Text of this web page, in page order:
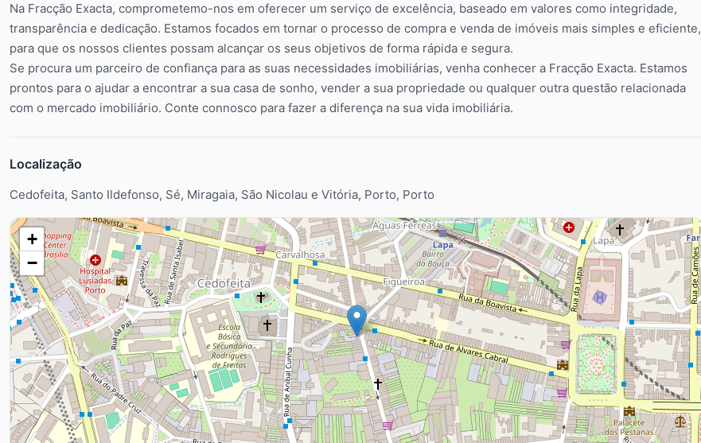
Na Fracção Exacta, comprometemo-nos em oferecer um serviço de excelência, baseado em valores como integridade,
transparência e dedicação. Estamos focados em tornar o processo de compra e venda de imóveis mais simples e eficiente,
para que os nossos clientes possam alcançar os seus objetivos de forma rápida e segura.
Se procura um parceiro de confiança para as suas necessidades imobiliárias, venha conhecer a Fracção Exacta. Estamos
prontos para o ajudar a encontrar a sua casa de sonho, vender a sua propriedade ou qualquer outra questão relacionada
com o mercado imobiliário. Conte connosco para fazer a diferença na sua vida imobiliária.
Localização
Cedofeita, Santo Ildefonso, Sé, Miragaia, São Nicolau e Vitória, Porto, Porto
+
−